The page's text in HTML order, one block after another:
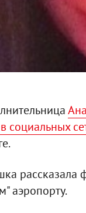
социальных
аэропорту.